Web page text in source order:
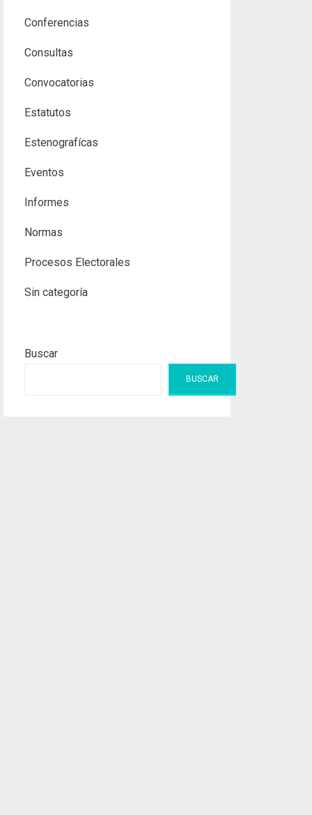
Conferencias
Consultas
Convocatorias
Estatutos
Estenografícas
Eventos
Informes
Normas
Procesos Electorales
Sin categoría
Buscar
BUSCAR